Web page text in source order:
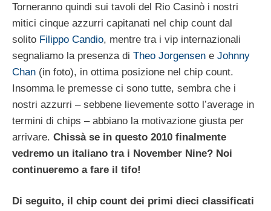
Torneranno quindi sui tavoli del Rio Casinò i nostri
mitici cinque azzurri capitanati nel chip count dal
solito Filippo Candio, mentre tra i vip internazionali
segnaliamo la presenza di Theo Jorgensen e Johnny
Chan (in foto), in ottima posizione nel chip count.
Insomma le premesse ci sono tutte, sembra che i
nostri azzurri – sebbene lievemente sotto l’average in
termini di chips – abbiano la motivazione giusta per
arrivare. Chissà se in questo 2010 finalmente
vedremo un italiano tra i November Nine? Noi
continueremo a fare il tifo!
Di seguito, il chip count dei primi dieci classificati